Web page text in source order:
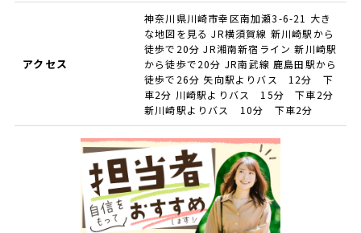
アクセス
神奈川県川崎市幸区南加瀬3-6-21 大き
な地図を見る JR横須賀線 新川崎駅から
徒歩で20分 JR湘南新宿ライン 新川崎駅
から徒歩で20分 JR南武線 鹿島田駅から
徒歩で26分 矢向駅よりバス 12分 下
車2分 川崎駅よりバス 15分 下車2分
新川崎駅よりバス 10分 下車2分